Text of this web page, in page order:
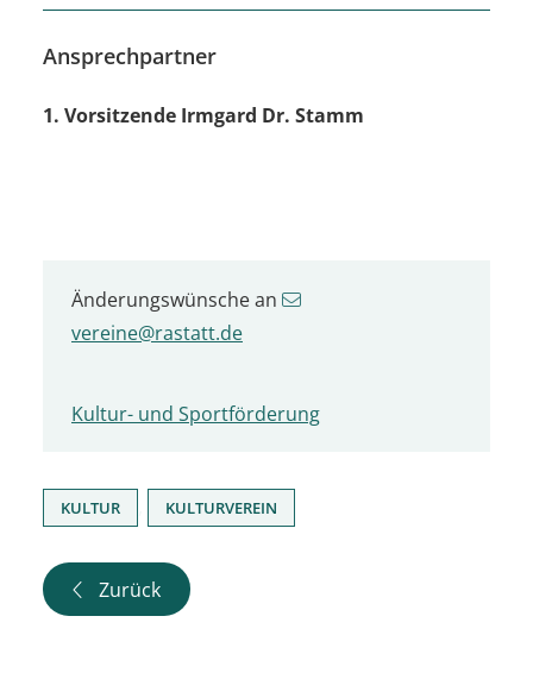
Ansprechpartner
1. Vorsitzende Irmgard Dr. Stamm
Änderungswünsche an
vereine@rastatt.de
Kultur- und Sportförderung
KULTUR KULTURVEREIN
Zurück